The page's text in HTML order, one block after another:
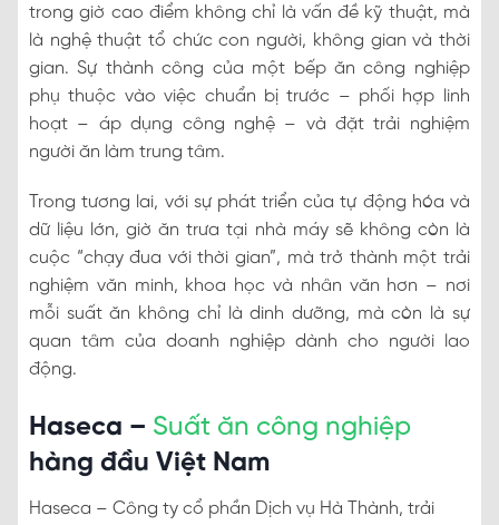
trong giờ cao điểm không chỉ là vấn đề kỹ thuật, mà
là nghệ thuật tổ chức con người, không gian và thời
gian. Sự thành công của một bếp ăn công nghiệp
phụ thuộc vào việc chuẩn bị trước – phối hợp linh
hoạt – áp dụng công nghệ – và đặt trải nghiệm
người ăn làm trung tâm.
Trong tương lai, với sự phát triển của tự động hóa và
dữ liệu lớn, giờ ăn trưa tại nhà máy sẽ không còn là
cuộc “chạy đua với thời gian”, mà trở thành một trải
nghiệm văn minh, khoa học và nhân văn hơn – nơi
mỗi suất ăn không chỉ là dinh dưỡng, mà còn là sự
quan tâm của doanh nghiệp dành cho người lao
động.
Haseca – Suất ăn công nghiệp
hàng đầu Việt Nam
Haseca – Công ty cổ phần Dịch vụ Hà Thành, trải